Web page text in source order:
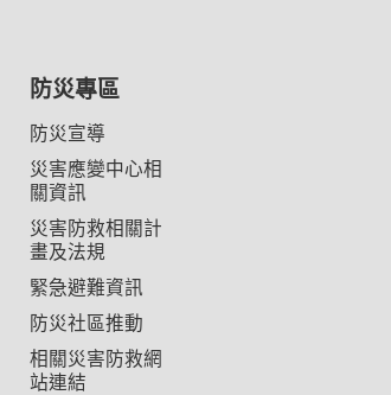
防災專區
防災宣導
災害應變中心相
關資訊
災害防救相關計
畫及法規
緊急避難資訊
防災社區推動
相關災害防救網
站連結